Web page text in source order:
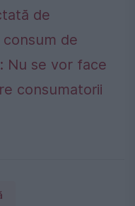
de
de
Nu se vor face
consumatorii